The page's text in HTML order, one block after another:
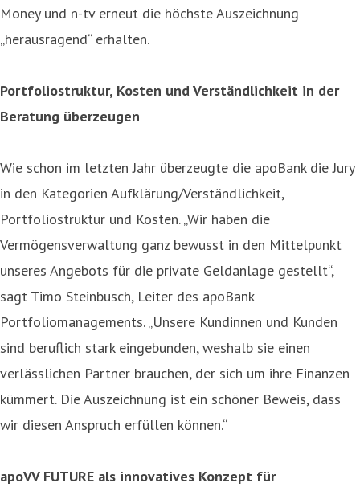
Money und n-tv erneut die höchste Auszeichnung
„herausragend“ erhalten.
Portfoliostruktur, Kosten und Verständlichkeit in der
Beratung überzeugen
Wie schon im letzten Jahr überzeugte die apoBank die Jury
in den Kategorien Aufklärung/Verständlichkeit,
Portfoliostruktur und Kosten. „Wir haben die
Vermögensverwaltung ganz bewusst in den Mittelpunkt
unseres Angebots für die private Geldanlage gestellt“,
sagt Timo Steinbusch, Leiter des apoBank
Portfoliomanagements. „Unsere Kundinnen und Kunden
sind beruflich stark eingebunden, weshalb sie einen
verlässlichen Partner brauchen, der sich um ihre Finanzen
kümmert. Die Auszeichnung ist ein schöner Beweis, dass
wir diesen Anspruch erfüllen können.“
apoVV FUTURE als innovatives Konzept für